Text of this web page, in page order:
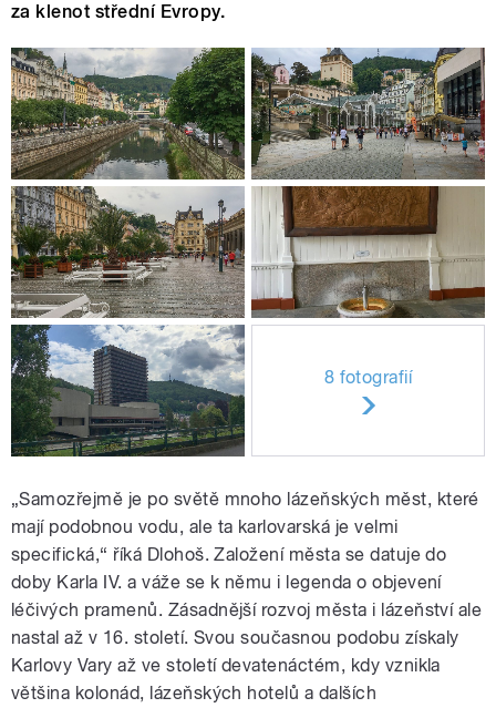
za klenot střední Evropy.
8 fotografií
„Samozřejmě je po světě mnoho lázeňských měst, které
mají podobnou vodu, ale ta karlovarská je velmi
specifická,“ říká Dlohoš. Založení města se datuje do
doby Karla IV. a váže se k němu i legenda o objevení
léčivých pramenů. Zásadnější rozvoj města i lázeňství ale
nastal až v 16. století. Svou současnou podobu získaly
Karlovy Vary až ve století devatenáctém, kdy vznikla
většina kolonád, lázeňských hotelů a dalších